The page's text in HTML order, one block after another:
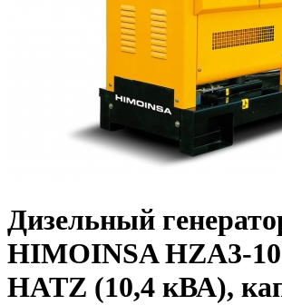
Дизельный
HIMOINSA HZA3-
HATZ (10,4 кВА),